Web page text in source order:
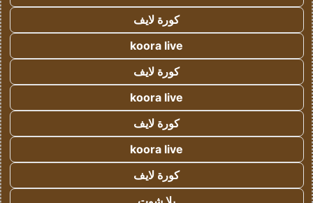
كورة لايف
koora live
كورة لايف
koora live
كورة لايف
koora live
كورة لايف